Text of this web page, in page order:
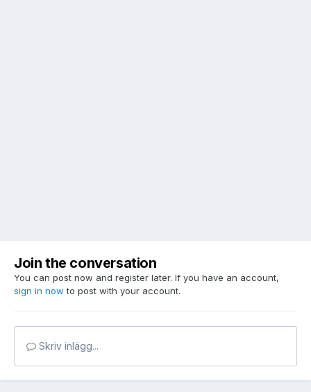
Join the conversation
You can post now and register later. If you have an account,
sign in now to post with your account.
Skriv inlägg...